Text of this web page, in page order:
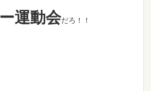
運動会だろ！！